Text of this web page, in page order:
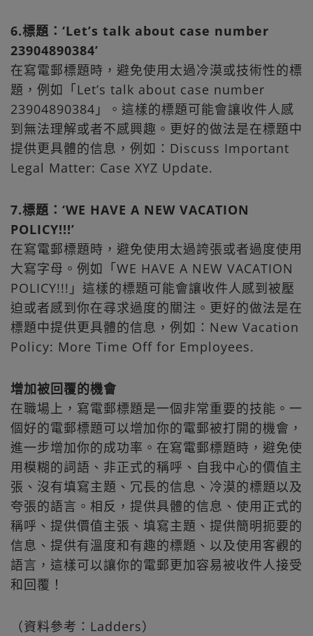
6.標題：‘Let’s talk about case number
23904890384’
在寫電郵標題時，避免使用太過冷漠或技術性的標
題，例如「Let’s talk about case number
23904890384」。這樣的標題可能會讓收件人感
到無法理解或者不感興趣。更好的做法是在標題中
提供更具體的信息，例如：Discuss Important
Legal Matter: Case XYZ Update.
7.標題：‘WE HAVE A NEW VACATION
POLICY!!!’
在寫電郵標題時，避免使用太過誇張或者過度使用
大寫字母。例如「WE HAVE A NEW VACATION
POLICY!!!」這樣的標題可能會讓收件人感到被壓
迫或者感到你在尋求過度的關注。更好的做法是在
標題中提供更具體的信息，例如：New Vacation
Policy: More Time Off for Employees.
增加被回覆的機會
在職場上，寫電郵標題是一個非常重要的技能。一
個好的電郵標題可以增加你的電郵被打開的機會，
進一步增加你的成功率。在寫電郵標題時，避免使
用模糊的詞語、非正式的稱呼、自我中心的價值主
張、沒有填寫主題、冗長的信息、冷漠的標題以及
夸張的語言。相反，提供具體的信息、使用正式的
稱呼、提供價值主張、填寫主題、提供簡明扼要的
信息、提供有溫度和有趣的標題、以及使用客觀的
語言，這樣可以讓你的電郵更加容易被收件人接受
和回覆！
（資料參考：Ladders）